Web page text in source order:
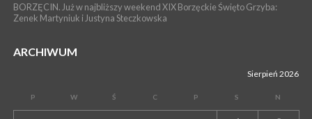
BORZĘCIN. Już w najbliższy weekend XIX Borzęckie Święto Grzyba:
Zenek Martyniuk i Justyna Steczkowska
ARCHIWUM
Sierpień 2026
P W Ś C P S N